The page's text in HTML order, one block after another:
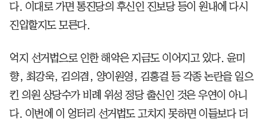
다. 이대로 가면 통진당의 후신인 진보당 등이 원내에 다시
진입할지도 모른다.
억지 선거법으로 인한 해악은 지금도 이어지고 있다. 윤미
향, 최강욱, 김의겸, 양이원영, 김홍걸 등 각종 논란을 일으
킨 의원 상당수가 비례 위성 정당 출신인 것은 우연이 아니
다. 이번에 이 엉터리 선거법도 고치지 못하면 이들보다 더